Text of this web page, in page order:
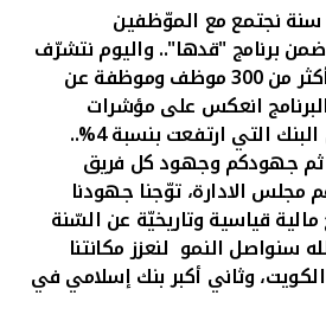
سنة نجتمع مع الموّظفين
برنامج "قدها".. واليوم نتشرّف
أكثر من 300 موظف وموظفة عن
انعكس على مؤشرات
الارتباط الوظيفي في البنك التي ارتفعت بنسبة 4%..
ثم جهودكم وجهود كل فريق
الادارة، توّجنا جهودنا
مالية قياسية وتاريخيّة عن السّنة
وبإذن الله سنواصل النمو لنعزز مكانتنا
وثاني أكبر بنك إسلامي في